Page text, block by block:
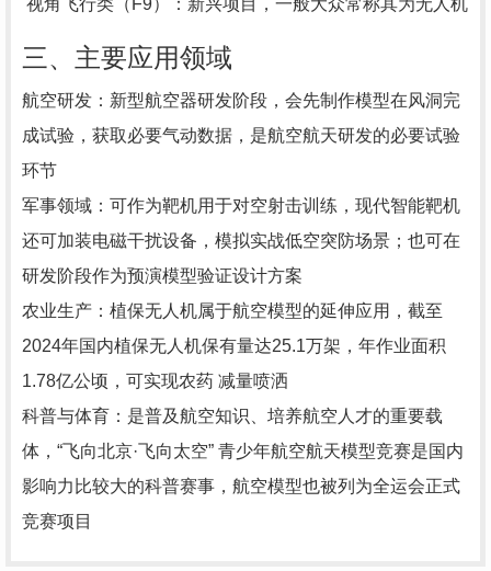
三、主要应用领域
‌航空研发‌：新型航空器研发阶段，会先制作模型在风洞完
成试验，获取必要气动数据，是航空航天研发的必要试验
环节
‌军事领域‌：可作为靶机用于对空射击训练，现代智能靶机
还可加装电磁干扰设备，模拟实战低空突防场景；也可在
研发阶段作为预演模型验证设计方案
‌农业生产‌：植保无人机属于航空模型的延伸应用，截至
2024年国内植保无人机保有量达25.1万架，年作业面积
1.78亿公顷，可实现农药 减量喷洒
‌科普与体育‌：是普及航空知识、培养航空人才的重要载
体，“飞向北京·飞向太空” 青少年航空航天模型竞赛是国内
影响力比较大的科普赛事，航空模型也被列为全运会正式
竞赛项目